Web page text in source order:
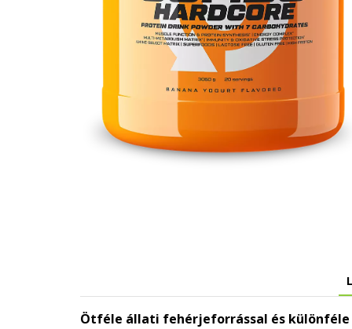
Ötféle állati fehérjeforrással és